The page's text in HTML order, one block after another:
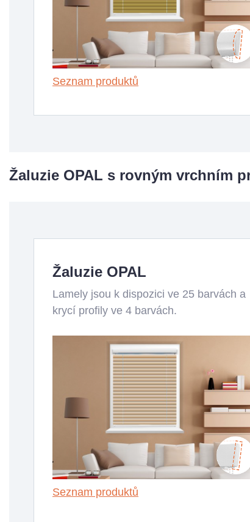
Seznam produktů
Žaluzie OPAL s rovným vrchním
Žaluzie OPAL
Lamely jsou k dispozici ve 25 barvách a
krycí profily ve 4 barvách.
Seznam produktů